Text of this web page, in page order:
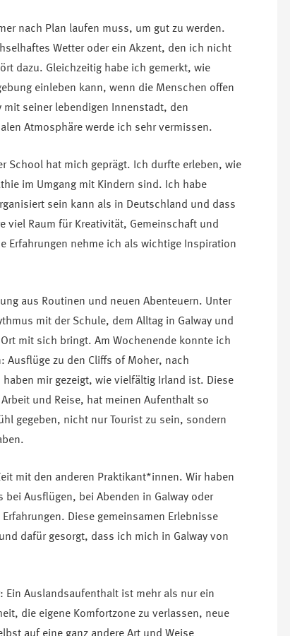
nach Plan laufen muss, um gut zu werden.
Wetter oder ein Akzent, den ich nicht
dazu. Gleichzeitig habe ich gemerkt, wie
einleben kann, wenn die Menschen offen
seiner lebendigen Innenstadt, den
Atmosphäre werde ich sehr vermissen.
School hat mich geprägt. Ich durfte erleben, wie
im Umgang mit Kindern sind. Ich habe
sein kann als in Deutschland und dass
viel Raum für Kreativität, Gemeinschaft und
Erfahrungen nehme ich als wichtige Inspiration
aus Routinen und neuen Abenteuern. Unter
mit der Schule, dem Alltag in Galway und
mit sich bringt. Am Wochenende konnte ich
Ausflüge zu den Cliffs of Moher, nach
mir gezeigt, wie vielfältig Irland ist. Diese
und Reise, hat meinen Aufenthalt so
gegeben, nicht nur Tourist zu sein, sondern
mit den anderen Praktikant*innen. Wir haben
Ausflügen, bei Abenden in Galway oder
Diese gemeinsamen Erlebnisse
dafür gesorgt, dass ich mich in Galway von
Ein Auslandsaufenthalt ist mehr als nur ein
die eigene Komfortzone zu verlassen, neue